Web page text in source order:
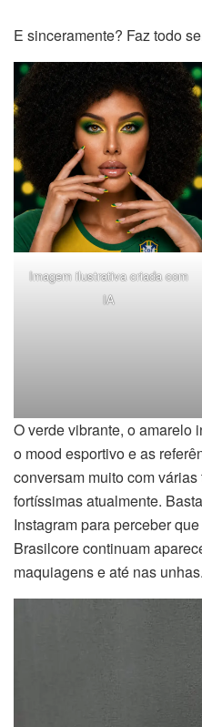
E sinceramente? Faz todo
Imagem ilustrativa criada com
IA
O verde vibrante, o amarelo
o mood esportivo e as
conversam muito com
fortíssimas atualmente.
Instagram para perceber
Brasilcore continuam
maquiagens e até nas unhas.